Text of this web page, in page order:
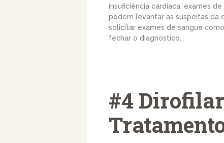
insuficiência cardíaca, exames
podem levantar as suspeitas da
solicitar exames de sangue
fechar o diagnostico.
#4